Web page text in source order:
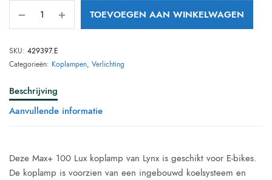
TOEVOEGEN AAN WINKELWAGEN
SKU: 429397.E
Categorieën: Koplampen, Verlichting
Beschrijving
Aanvullende informatie
Deze Max+ 100 Lux koplamp van Lynx is geschikt voor E-bikes.
De koplamp is voorzien van een ingebouwd koelsysteem en